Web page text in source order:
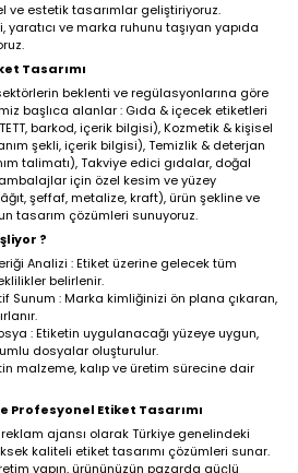
Metal Kutu
Doypack Ambalaj
Tasarımları
Tasarımları
Cephe, Tabela & Billboard
Tasarımları
Plastik Ambalaj
Tasarımları
Tasarımları
Stand
Tasarımları
Cephe, Tabela & Billboard
Tasarımları
Araç Giydirme
Promosyon
Tasarımları
Tasarımları
Katalog
ve estetik tasarımlar geliştiriyoruz.
ve marka ruhunu taşıyan yapıda
Tasarımı
beklenti ve regülasyonlarına göre
başlıca alanlar : Gıda & içecek etiketleri
barkod, içerik bilgisi), Kozmetik & kişisel
şekli, içerik bilgisi), Temizlik & deterjan
talimatı), Takviye edici gıdalar, doğal
için özel kesim ve yüzey
şeffaf, metalize, kraft), ürün şekline ve
tasarım çözümleri sunuyoruz.
?
Analizi : Etiket üzerine gelecek tüm
belirlenir.
Sunum : Marka kimliğinizi ön plana çıkaran,
: Etiketin uygulanacağı yüzeye uygun,
dosyalar oluşturulur.
malzeme, kalıp ve üretim sürecine dair
Profesyonel Etiket Tasarımı
ajansı olarak Türkiye genelindeki
kaliteli etiket tasarımı çözümleri sunar.
yapın, ürününüzün pazarda güçlü